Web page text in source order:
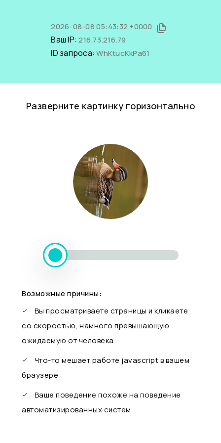
2026-08-08 05:43:32 +0000
Ваш IP:216.73.216.79
ID запроса:WhKtucKkPa61
Разверните картинку горизонтально
Возможные причины:
Вы просматриваете страницы и кликаете
со скоростью, намного превышающую
ожидаемую от человека
Что-то мешает работе javascript в вашем
браузере
Ваше поведение похоже на поведение
автоматизированных систем